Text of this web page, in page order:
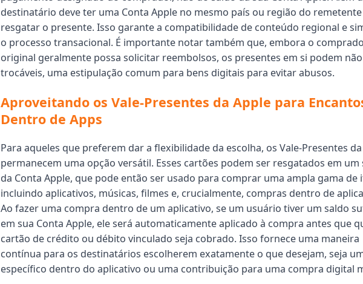
destinatário deve ter uma Conta Apple no mesmo país ou região do
resgatar o presente. Isso garante a compatibilidade de conteúdo regional e
o processo transacional. É importante notar também que, embora o
original geralmente possa solicitar reembolsos, os presentes em si podem
trocáveis, uma estipulação comum para bens digitais para evitar abusos.
Aproveitando os Vale-Presentes da Apple para
Dentro de Apps
Para aqueles que preferem dar a flexibilidade da escolha, os Vale-Presentes
permanecem uma opção versátil. Esses cartões podem ser resgatados em um
da Conta Apple, que pode então ser usado para comprar uma ampla gama de
incluindo aplicativos, músicas, filmes e, crucialmente, compras dentro de
Ao fazer uma compra dentro de um aplicativo, se um usuário tiver um saldo
em sua Conta Apple, ele será automaticamente aplicado à compra antes que
cartão de crédito ou débito vinculado seja cobrado. Isso fornece uma maneira
contínua para os destinatários escolherem exatamente o que desejam, seja
específico dentro do aplicativo ou uma contribuição para uma compra digital